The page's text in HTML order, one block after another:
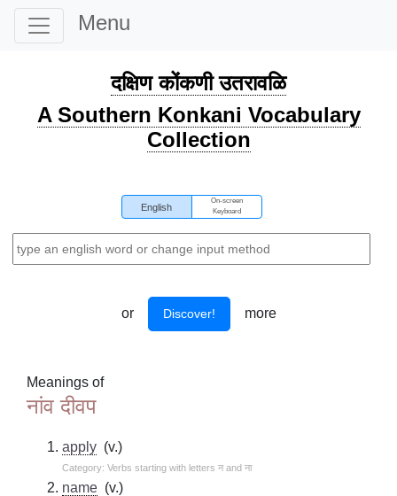
Menu
दक्षिण कोंकणी उतरावळि
A Southern Konkani Vocabulary
Collection
English
On-screen
Keyboard
or Discover! more
Meanings of
नांव दीवप
apply (v.)
Category: Verbs starting with letters न and ना
name (v.)